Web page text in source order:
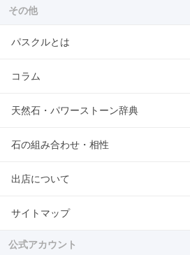
その他
パスクルとは
コラム
天然石・パワーストーン辞典
石の組み合わせ・相性
出店について
サイトマップ
公式アカウント